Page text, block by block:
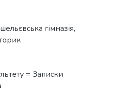
гімназія,
= Записки